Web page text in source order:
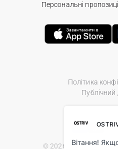
Політика
Публічний
© 2026 Ostriv.ua
Персональні